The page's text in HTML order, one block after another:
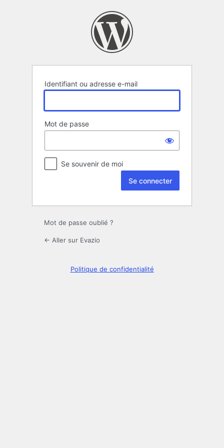
Identifiant ou adresse e-mail
Mot de passe
Se souvenir de moi
Mot de passe oublié ?
← Aller sur Evazio
Politique de confidentialité